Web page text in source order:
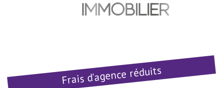
Frais d'agence réduits